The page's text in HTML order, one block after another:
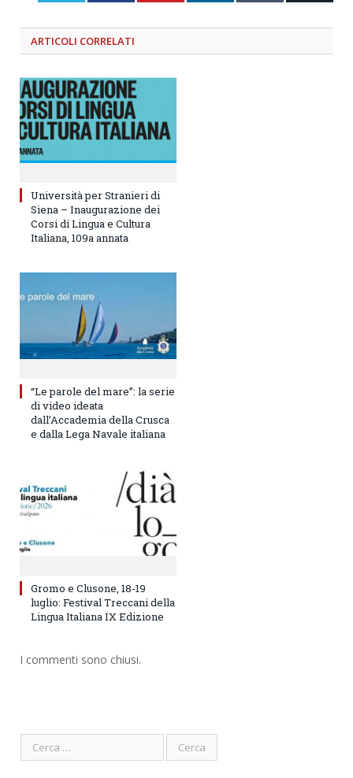
ARTICOLI CORRELATI
Università per Stranieri di
Siena – Inaugurazione dei
Corsi di Lingua e Cultura
Italiana, 109a annata
“Le parole del mare”: la serie
di video ideata
dall’Accademia della Crusca
e dalla Lega Navale italiana
Gromo e Clusone, 18-19
luglio: Festival Treccani della
Lingua Italiana IX Edizione
I commenti sono chiusi.